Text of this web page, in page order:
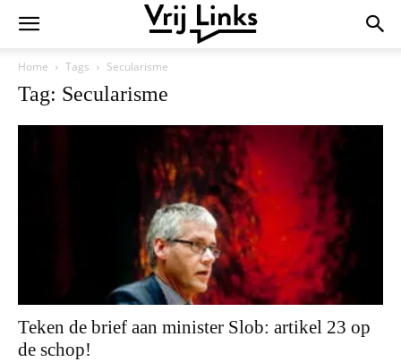
Home Tags Secularisme
Tag: Secularisme
Teken de brief aan minister Slob: artikel 23 op
de schop!